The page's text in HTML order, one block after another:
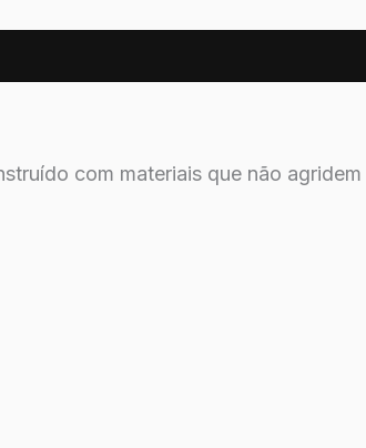
com materiais que não